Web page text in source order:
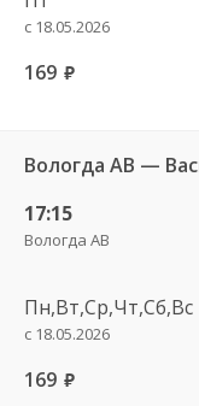
с 18.05.2026
169 руб.
Вологда АВ —
17:15
Вологда АВ
Пн,Вт,Ср,Чт,Сб,Вс
с 18.05.2026
169 руб.